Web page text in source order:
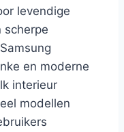
levendige
scherpe
en moderne
interieur
modellen